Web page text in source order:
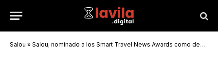
Salou » Salou, nominado a los Smart Travel News Awards como destino turístico innovador